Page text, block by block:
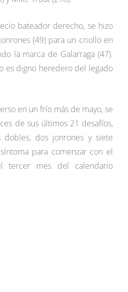
bateador derecho, se hizo
(49) para un criollo en
la marca de Galarraga (47).
es digno heredero del legado
en un frío más de mayo, se
de sus últimos 21 desafíos,
dos jonrones y siete
para comenzar con el
tercer mes del calendario